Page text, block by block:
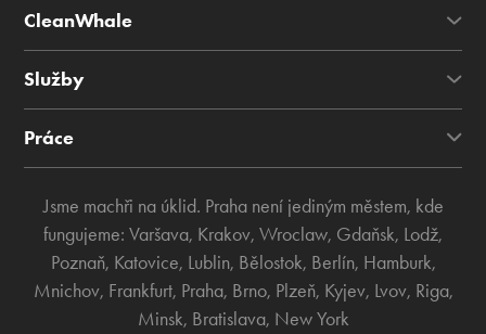
CleanWhale
Služby
Práce
Jsme machři na úklid. Praha není jediným městem, kde
fungujeme: Varšava, Krakov, Wroclaw, Gdaňsk, Lodž,
Poznaň, Katovice, Lublin, Bělostok, Berlín, Hamburk,
Mnichov, Frankfurt, Praha, Brno, Plzeň, Kyjev, Lvov, Riga,
Minsk, Bratislava, New York